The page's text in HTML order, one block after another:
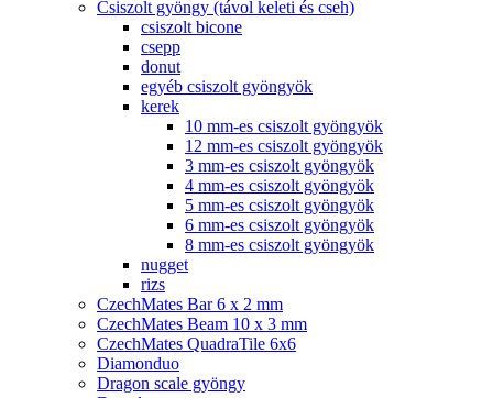
Csiszolt gyöngy (távol keleti és cseh)
csiszolt bicone
csepp
donut
egyéb csiszolt gyöngyök
kerek
10 mm-es csiszolt gyöngyök
12 mm-es csiszolt gyöngyök
3 mm-es csiszolt gyöngyök
4 mm-es csiszolt gyöngyök
5 mm-es csiszolt gyöngyök
6 mm-es csiszolt gyöngyök
8 mm-es csiszolt gyöngyök
nugget
rizs
CzechMates Bar 6 x 2 mm
CzechMates Beam 10 x 3 mm
CzechMates QuadraTile 6x6
Diamonduo
Dragon scale gyöngy